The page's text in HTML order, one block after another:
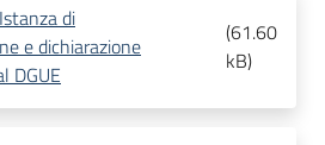
di
e dichiarazione
DGUE
(61.60
kB)